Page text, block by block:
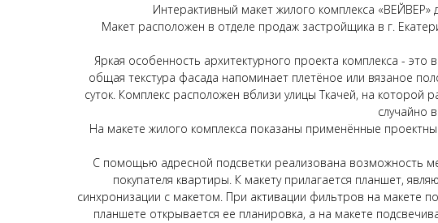
Интерактивный макет жилого комплекса
Макет расположен в отделе продаж застройщика в г.
Яркая особенность архитектурного проекта комплекса -
общая текстура фасада напоминает плетёное или вязаное
суток. Комплекс расположен вблизи улицы Ткачей, на которой
случайно
На макете жилого комплекса показаны применённые
С помощью адресной подсветки реализована возможность
покупателя квартиры. К макету прилагается планшет,
синхронизации с макетом. При активации фильтров на макете
планшете открывается ее планировка, а на макете